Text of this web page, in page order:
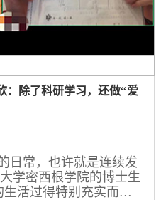
：除了科研学习，还做“爱
日常，也许就是连续发
学密西根学院的博士生
活过得特别充实而有